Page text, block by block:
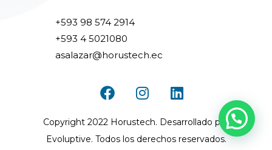
+593 98 574 2914
+593 4 5021080
asalazar@horustech.ec
Copyright 2022 Horustech. Desarrollado por
Evoluptive. Todos los derechos reservados.